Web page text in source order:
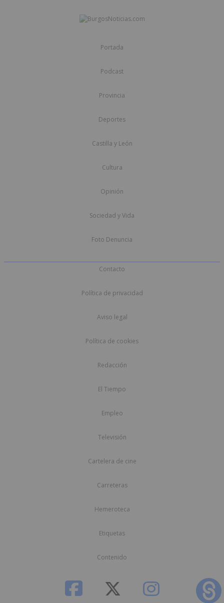
Portada
Podcast
Provincia
Deportes
Castilla y León
Cultura
Opinión
Sociedad y Vida
Foto Denuncia
Contacto
Política de privacidad
Aviso legal
Política de cookies
Redacción
El Tiempo
Empleo
Televisión
Cartelera de cine
Carreteras
Hemeroteca
Etiquetas
Contenido